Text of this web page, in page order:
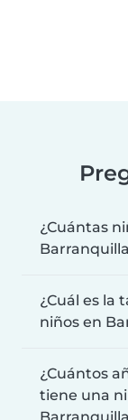
¿Cuántas
¿Cuál es la
niños en
¿Cuántos
tiene una